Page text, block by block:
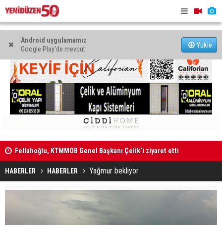
Android uygulamamız
Google Play'de mevcut
Yükle
"Kazaya sebebiyet veren sürücü 167 mlgr alkollüydü"
HABERLER HABERLER Yağmur bekliyor